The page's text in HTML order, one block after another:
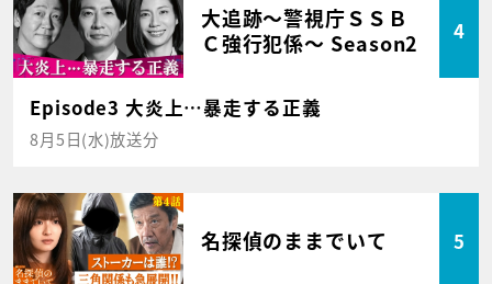
大追跡～警視庁ＳＳＢ
Ｃ強行犯係～ Season2
4
Episode3 大炎上…暴走する正義
8月5日(水)放送分
名探偵のままでいて 5